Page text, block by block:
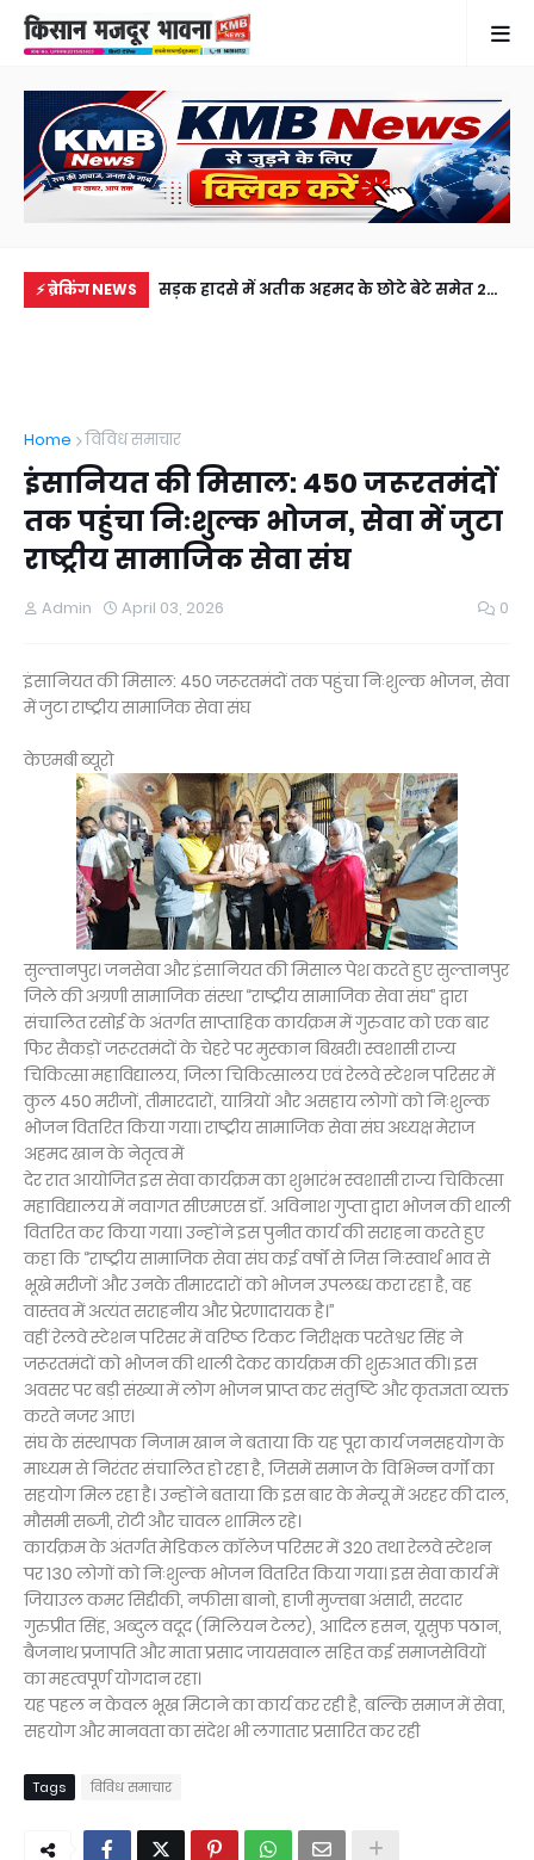
⚡ ब्रेकिंग NEWS
में से नहीं पहुंची एक
सड़क हादसे में अतीक अहमद के छोटे बेटे समेत 2
Home विविध समाचार
इंसानियत की मिसाल: 450 जरूरतमंदों
तक पहुंचा निःशुल्क भोजन, सेवा में जुटा
राष्ट्रीय सामाजिक सेवा संघ
Admin April 03, 2026 0
इंसानियत की मिसाल: 450 जरूरतमंदों तक पहुंचा निःशुल्क भोजन, सेवा
में जुटा राष्ट्रीय सामाजिक सेवा संघ
केएमबी ब्यूरो
सुल्तानपुर। जनसेवा और इंसानियत की मिसाल पेश करते हुए सुल्तानपुर
जिले की अग्रणी सामाजिक संस्था “राष्ट्रीय सामाजिक सेवा संघ” द्वारा
संचालित रसोई के अंतर्गत साप्ताहिक कार्यक्रम में गुरुवार को एक बार
फिर सैकड़ों जरूरतमंदों के चेहरे पर मुस्कान बिखरी। स्वशासी राज्य
चिकित्सा महाविद्यालय, जिला चिकित्सालय एवं रेलवे स्टेशन परिसर में
कुल 450 मरीजों, तीमारदारों, यात्रियों और असहाय लोगों को निःशुल्क
भोजन वितरित किया गया। राष्ट्रीय सामाजिक सेवा संघ अध्यक्ष मेराज
अहमद खान के नेतृत्व में
देर रात आयोजित इस सेवा कार्यक्रम का शुभारंभ स्वशासी राज्य चिकित्सा
महाविद्यालय में नवागत सीएमएस डॉ. अविनाश गुप्ता द्वारा भोजन की थाली
वितरित कर किया गया। उन्होंने इस पुनीत कार्य की सराहना करते हुए
कहा कि “राष्ट्रीय सामाजिक सेवा संघ कई वर्षों से जिस निःस्वार्थ भाव से
भूखे मरीजों और उनके तीमारदारों को भोजन उपलब्ध करा रहा है, वह
वास्तव में अत्यंत सराहनीय और प्रेरणादायक है।”
वहीं रेलवे स्टेशन परिसर में वरिष्ठ टिकट निरीक्षक परतेश्वर सिंह ने
जरूरतमंदों को भोजन की थाली देकर कार्यक्रम की शुरुआत की। इस
अवसर पर बड़ी संख्या में लोग भोजन प्राप्त कर संतुष्टि और कृतज्ञता व्यक्त
करते नजर आए।
संघ के संस्थापक निजाम खान ने बताया कि यह पूरा कार्य जनसहयोग के
माध्यम से निरंतर संचालित हो रहा है, जिसमें समाज के विभिन्न वर्गों का
सहयोग मिल रहा है। उन्होंने बताया कि इस बार के मेन्यू में अरहर की दाल,
मौसमी सब्जी, रोटी और चावल शामिल रहे।
कार्यक्रम के अंतर्गत मेडिकल कॉलेज परिसर में 320 तथा रेलवे स्टेशन
पर 130 लोगों को निःशुल्क भोजन वितरित किया गया। इस सेवा कार्य में
जियाउल कमर सिद्दीकी, नफीसा बानो, हाजी मुज्तबा अंसारी, सरदार
गुरुप्रीत सिंह, अब्दुल वदूद (मिलियन टेलर), आदिल हसन, यूसुफ पठान,
बैजनाथ प्रजापति और माता प्रसाद जायसवाल सहित कई समाजसेवियों
का महत्वपूर्ण योगदान रहा।
यह पहल न केवल भूख मिटाने का कार्य कर रही है, बल्कि समाज में सेवा,
सहयोग और मानवता का संदेश भी लगातार प्रसारित कर रही
Tags विविध समाचार